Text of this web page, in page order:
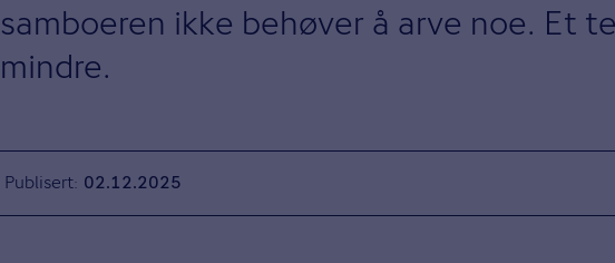
samboeren ikke behøver å arve noe. Et
mindre.
Publisert 02.12.2025